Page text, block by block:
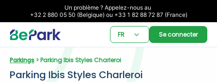
Un problème ? Appelez-nous au
+32 2 880 05 50 (Belgique) ou +33 1 82 88 72 87 (France)
FR Se connecter
Parkings > Parking Ibis Styles Charleroi
Parking Ibis Styles Charleroi